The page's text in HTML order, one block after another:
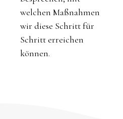
welchen Maßnahmen
wir diese Schritt für
Schritt erreichen
können.